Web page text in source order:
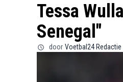
Tessa
Senegal"
door Voetbal24 Redactie